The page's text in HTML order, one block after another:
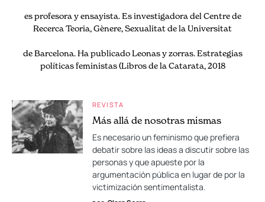
es profesora y ensayista. Es investigadora del Centre de
Recerca Teoria, Gènere, Sexualitat de la Universitat
de Barcelona. Ha publicado Leonas y zorras. Estrategias
políticas feministas (Libros de la Catarata, 2018
REVISTA
Más allá de nosotras mismas
Es necesario un feminismo que prefiera
debatir sobre las ideas a discutir sobre las
personas y que apueste por la
argumentación pública en lugar de por la
victimización sentimentalista.